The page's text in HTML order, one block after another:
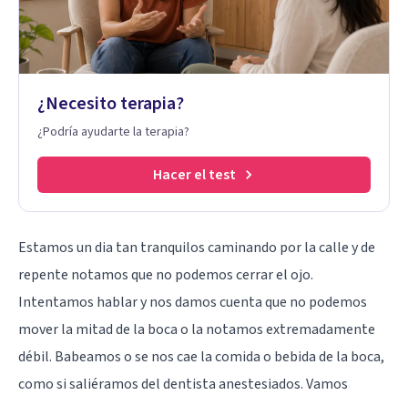
¿Necesito terapia?
¿Podría ayudarte la terapia?
Hacer el test
Estamos un dia tan tranquilos caminando por la calle y de
repente notamos que no podemos cerrar el ojo.
Intentamos hablar y nos damos cuenta que no podemos
mover la mitad de la boca o la notamos extremadamente
débil. Babeamos o se nos cae la comida o bebida de la boca,
como si saliéramos del dentista anestesiados. Vamos